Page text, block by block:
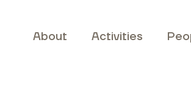
About Activities